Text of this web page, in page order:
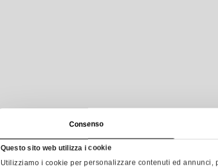
Consenso
Questo sito web utilizza i cookie
Utilizziamo i cookie per personalizzare contenuti ed